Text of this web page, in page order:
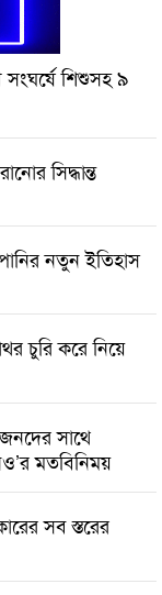
শিশুসহ ৯
সিদ্ধান্ত
নতুন ইতিহাস
চুরি করে নিয়ে
সাথে
মতবিনিময়
সব স্তরের